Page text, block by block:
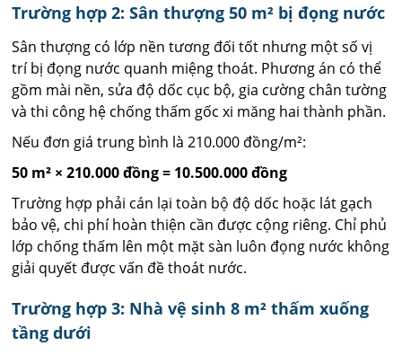
Trường hợp 2: Sân thượng 50 m² bị đọng nước
Sân thượng có lớp nền tương đối tốt nhưng một số vị
trí bị đọng nước quanh miệng thoát. Phương án có thể
gồm mài nền, sửa độ dốc cục bộ, gia cường chân tường
và thi công hệ chống thấm gốc xi măng hai thành phần.
Nếu đơn giá trung bình là 210.000 đồng/m²:
50 m² × 210.000 đồng = 10.500.000 đồng
Trường hợp phải cán lại toàn bộ độ dốc hoặc lát gạch
bảo vệ, chi phí hoàn thiện cần được cộng riêng. Chỉ phủ
lớp chống thấm lên một mặt sàn luôn đọng nước không
giải quyết được vấn đề thoát nước.
Trường hợp 3: Nhà vệ sinh 8 m² thấm xuống
tầng dưới